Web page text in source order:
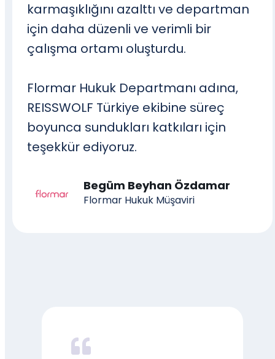
karmaşıklığını azalttı ve departman
için daha düzenli ve verimli bir
çalışma ortamı oluşturdu.
Flormar Hukuk Departmanı adına,
REISSWOLF Türkiye ekibine süreç
boyunca sundukları katkıları için
teşekkür ediyoruz.
Begüm Beyhan Özdamar
Flormar Hukuk Müşaviri